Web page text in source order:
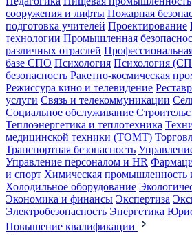
сооружения и лифты Пожарная
подготовка учителей Проектирование
технологии Промышленная
различных отраслей
базе СПО Психология Психология
безопасность Ракетно-космическая
Режиссура кино и телевидение
услуги Связь и телекоммуникации
Социальное обслуживание
Теплоэнергетика и теплотехника
медицинской техники (ТОМТ)
Транспортная безопасность
Управление персоналом и HR
и спорт Химическая промышленность
Холодильное оборудование
Экономика и финансы Экспертиза
Электробезопасность Энергетика
Повышение квалификации